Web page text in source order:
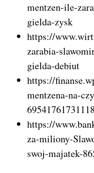
mentzen-ile-
gielda-zysk
https://
zarabia-
gielda-debiut
https://
mentzena-na-
https://
za-miliony-
swoj-majatek-